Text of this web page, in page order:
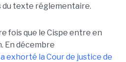
du texte réglementaire.
fois que le Cispe entre en
En décembre
exhorté la Cour de justice de